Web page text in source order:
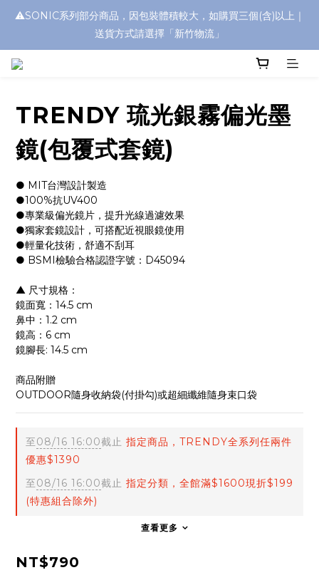
浮水太陽眼鏡🌊 全面升級新上市🎉
⚠️SONIC系列部分商品，因包裝體積較大，如購買三個(含)以上｜
送貨方式請選擇「新竹物流」
TRENDY 琉光銀霧偏光墨
鏡(包覆式套鏡)
● MIT台灣設計製造
●100%抗UV400
●專業級偏光鏡片，提升光線過濾效果
●獨家套鏡設計，可搭配近視眼鏡使用
●輕量化技術，舒適不刮耳
● BSMI檢驗合格認證字號：D45094
▲ 尺寸規格：
鏡面寬：14.5 cm
鼻中：1.2 cm
鏡高：6 cm
鏡腳長: 14.5 cm
商品附贈
OUTDOOR隨身收納袋(付掛勾)或超細纖維隨身束口袋
至08/16 16:00截止 指定商品，TRENDY全系列任兩件
優惠$1390
至08/16 16:00截止 指定分類，全館滿$1600現折$199
(特惠組合除外)
查看更多
NT$790